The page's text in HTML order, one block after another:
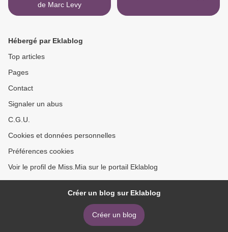
de Marc Levy
Hébergé par Eklablog
Top articles
Pages
Contact
Signaler un abus
C.G.U.
Cookies et données personnelles
Préférences cookies
Voir le profil de Miss.Mia sur le portail Eklablog
Créer un blog sur Eklablog
Créer un blog